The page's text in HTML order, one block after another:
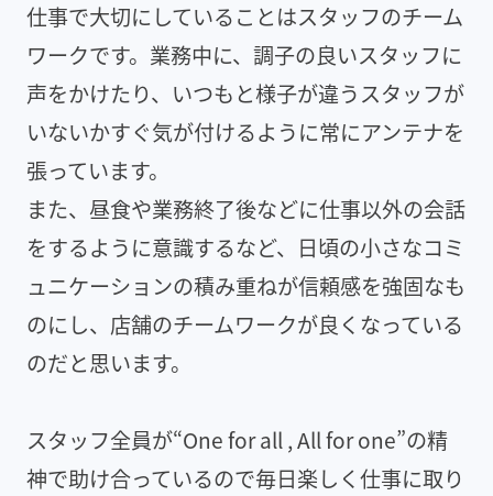
仕事で大切にしていることはスタッフのチーム
ワークです。業務中に、調子の良いスタッフに
声をかけたり、いつもと様子が違うスタッフが
いないかすぐ気が付けるように常にアンテナを
張っています。
また、昼食や業務終了後などに仕事以外の会話
をするように意識するなど、日頃の小さなコミ
ュニケーションの積み重ねが信頼感を強固なも
のにし、店舗のチームワークが良くなっている
のだと思います。
スタッフ全員が“One for all , All for one”の精
神で助け合っているので毎日楽しく仕事に取り